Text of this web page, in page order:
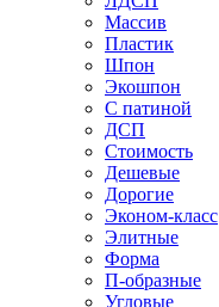
Массив
Пластик
Шпон
Экошпон
С патиной
ДСП
Стоимость
Дешевые
Дорогие
Эконом-класс
Элитные
Форма
П-образные
Угловые